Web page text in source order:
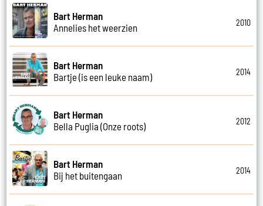
Bart Herman
Annelies het weerzien
2010
Bart Herman
Bartje (is een leuke naam)
2014
Bart Herman
Bella Puglia (Onze roots)
2012
Bart Herman
Bij het buitengaan
2014